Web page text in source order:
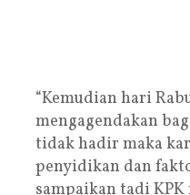
“Kemudian hari
mengagendakan
tidak hadir maka
penyidikan dan
sampaikan tadi